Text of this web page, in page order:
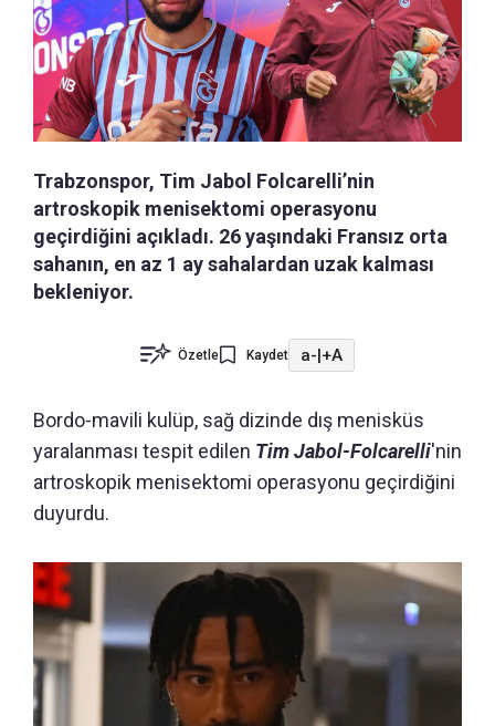
Trabzonspor, Tim Jabol Folcarelli’nin
artroskopik menisektomi operasyonu
geçirdiğini açıkladı. 26 yaşındaki Fransız orta
sahanın, en az 1 ay sahalardan uzak kalması
bekleniyor.
Özetle Kaydet a-|+A
Bordo-mavili kulüp, sağ dizinde dış menisküs
yaralanması tespit edilen Tim Jabol-Folcarelli'nin
artroskopik menisektomi operasyonu geçirdiğini
duyurdu.